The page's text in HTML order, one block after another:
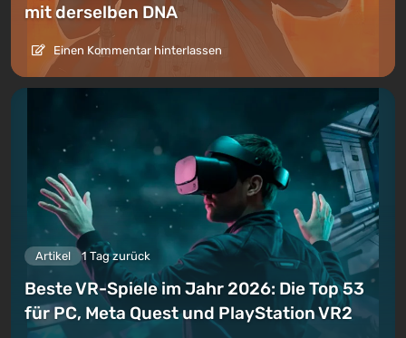
mit derselben DNA
Einen Kommentar hinterlassen
Artikel 1 Tag zurück
Beste VR-Spiele im Jahr 2026: Die Top 53
für PC, Meta Quest und PlayStation VR2